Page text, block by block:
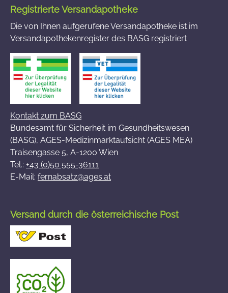
Registrierte Versandapotheke
Die von Ihnen aufgerufene Versandapotheke ist im
Versandapothekenregister des BASG registriert
Kontakt zum BASG
Bundesamt für Sicherheit im Gesundheitswesen
(BASG), AGES-Medizinmarktaufsicht (AGES MEA)
Traisengasse 5, A-1200 Wien
Tel.: +43 (0)50 555-36111
E-Mail: fernabsatz@ages.at
Versand durch die österreichische Post